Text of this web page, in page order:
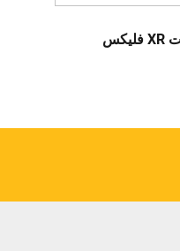
منشار كهربائي 54 فولت XR فليكس